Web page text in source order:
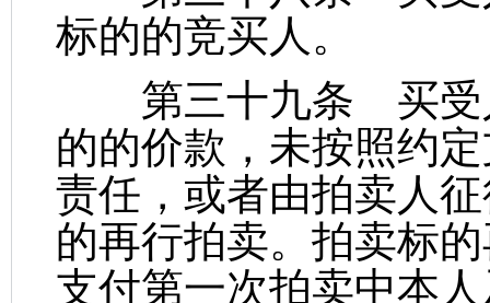
标的的竞买人。
第三十九条 买受
的的价款，未按照约
责任，或者由拍卖人
的再行拍卖。拍卖标
支付第一次拍卖中本